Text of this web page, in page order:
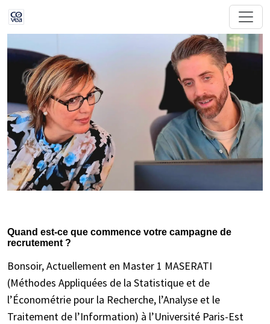
Quand est-ce que commence votre campagne de
recrutement ?
Bonsoir, Actuellement en Master 1 MASERATI
(Méthodes Appliquées de la Statistique et de
l’Économétrie pour la Recherche, l’Analyse et le
Traitement de l’Information) à l’Université Paris-Est